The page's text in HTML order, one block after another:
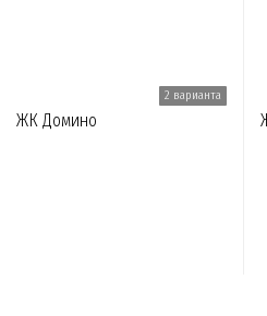
2 варианта
ЖК Домино